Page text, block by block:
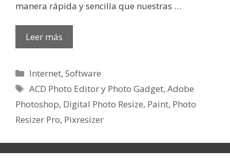
manera rápida y sencilla que nuestras …
Leer más
Categorías
Internet,Software
Etiquetas
ACD Photo Editor y Photo Gadget,Adobe
Photoshop, Digital Photo Resize, Paint, Photo
Resizer Pro, Pixresizer